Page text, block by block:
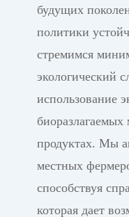
будущих
политики
стремимся
экологический
использование
продуктах. Мы
местных
способствуя
которая дает